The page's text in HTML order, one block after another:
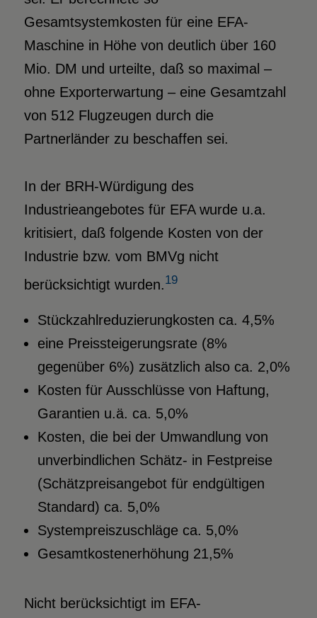
Gesamtsystemkosten für eine EFA-
Maschine in Höhe von deutlich über 160
Mio. DM und urteilte, daß so maximal –
ohne Exporterwartung – eine Gesamtzahl
von 512 Flugzeugen durch die
Partnerländer zu beschaffen sei.
In der BRH-Würdigung des
Industrieangebotes für EFA wurde u.a.
kritisiert, daß folgende Kosten von der
Industrie bzw. vom BMVg nicht
berücksichtigt wurden.19
Stückzahlreduzierungkosten ca. 4,5%
eine Preissteigerungsrate (8%
gegenüber 6%) zusätzlich also ca. 2,0%
Kosten für Ausschlüsse von Haftung,
Garantien u.ä. ca. 5,0%
Kosten, die bei der Umwandlung von
unverbindlichen Schätz- in Festpreise
(Schätzpreisangebot für endgültigen
Standard) ca. 5,0%
Systempreiszuschläge ca. 5,0%
Gesamtkostenerhöhung 21,5%
Nicht berücksichtigt im EFA-